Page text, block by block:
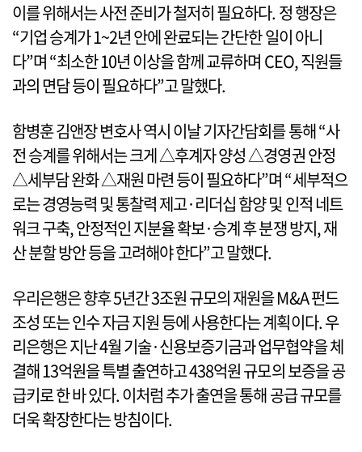
이를 위해서는 사전 준비가 철저히 필요하다. 정 행장은
“기업 승계가 1~2년 안에 완료되는 간단한 일이 아니
다”며 “최소한 10년 이상을 함께 교류하며 CEO, 직원들
과의 면담 등이 필요하다”고 말했다.
함병훈 김앤장 변호사 역시 이날 기자간담회를 통해 “사
전 승계를 위해서는 크게 △후계자 양성 △경영권 안정
△세부담 완화 △재원 마련 등이 필요하다”며 “세부적으
로는 경영능력 및 통찰력 제고·리더십 함양 및 인적 네트
워크 구축, 안정적인 지분율 확보·승계 후 분쟁 방지, 재
산 분할 방안 등을 고려해야 한다”고 말했다.
우리은행은 향후 5년간 3조원 규모의 재원을 M&A 펀드
조성 또는 인수 자금 지원 등에 사용한다는 계획이다. 우
리은행은 지난 4월 기술·신용보증기금과 업무협약을 체
결해 13억원을 특별 출연하고 438억원 규모의 보증을 공
급키로 한 바 있다. 이처럼 추가 출연을 통해 공급 규모를
더욱 확장한다는 방침이다.